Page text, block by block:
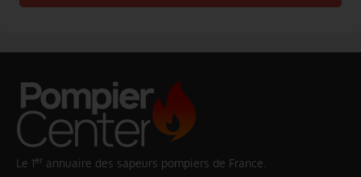
Le 1er annuaire des sapeurs pompiers de France.